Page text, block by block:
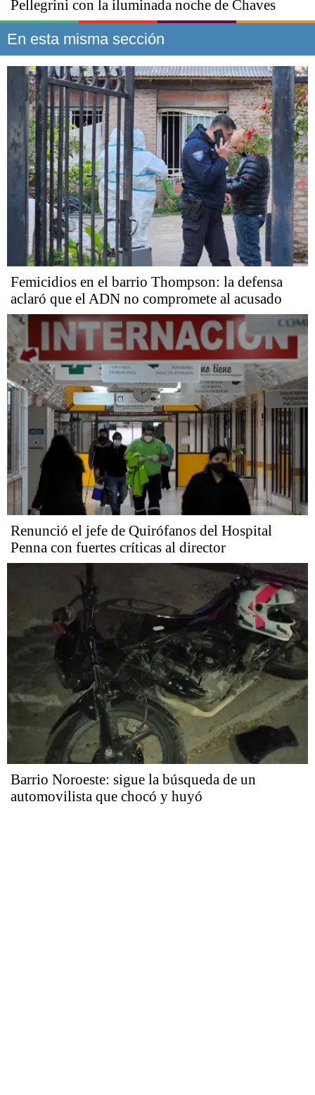
Pellegrini con la iluminada noche de Chaves
En esta misma sección
​​​​​Femicidios en el barrio Thompson: la defensa
aclaró que el ADN no compromete al acusado
Renunció el jefe de Quirófanos del Hospital
Penna con fuertes críticas al director
Barrio Noroeste: sigue la búsqueda de un
automovilista que chocó y huyó